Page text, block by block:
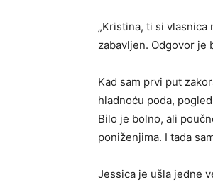
„Kristina, ti si vlasnica
zabavljen. Odgovor je
Kad sam prvi put
hladnoću poda,
Bilo je bolno, ali
poniženjima. I tada
Jessica je ušla jedne